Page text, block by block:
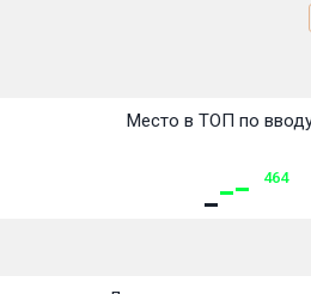
Место в ТОП по
464